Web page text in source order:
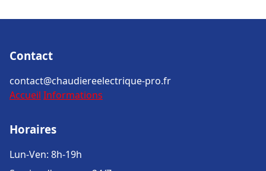
Contact
contact@chaudiereelectrique-pro.fr
Accueil Informations
Horaires
Lun-Ven: 8h-19h